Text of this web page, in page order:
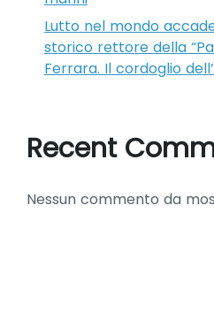
Lutto nel mondo
storico rettore della
Ferrara. Il cordoglio
Recent
Nessun commento da